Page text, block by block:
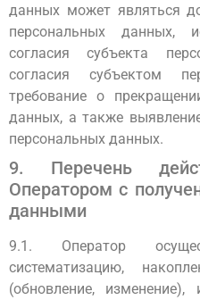
данных может являться
персональных данных,
согласия субъекта
согласия субъектом
требование о
данных, а также
персональных данных.
9. Перечень
Оператором с
данными
9.1. Оператор
систематизацию,
(обновление, изменение),